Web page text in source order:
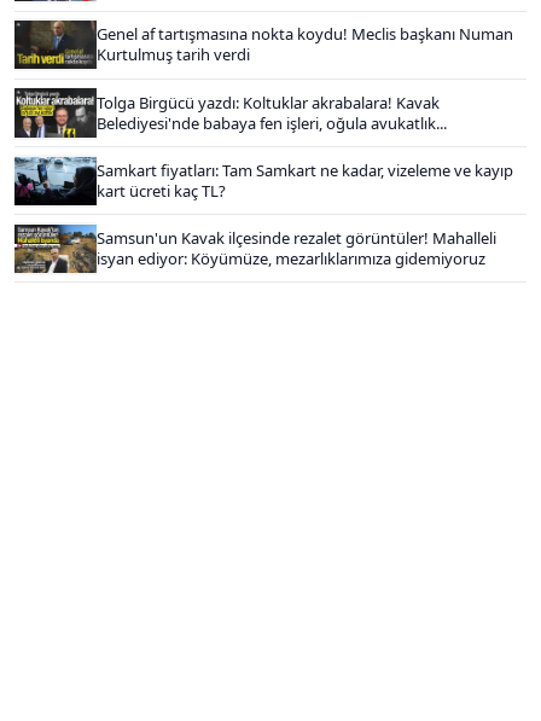
Genel af tartışmasına nokta koydu! Meclis başkanı Numan
Kurtulmuş tarih verdi
Tolga Birgücü yazdı: Koltuklar akrabalara! Kavak
Belediyesi'nde babaya fen işleri, oğula avukatlık...
Samkart fiyatları: Tam Samkart ne kadar, vizeleme ve kayıp
kart ücreti kaç TL?
Samsun'un Kavak ilçesinde rezalet görüntüler! Mahalleli
isyan ediyor: Köyümüze, mezarlıklarımıza gidemiyoruz